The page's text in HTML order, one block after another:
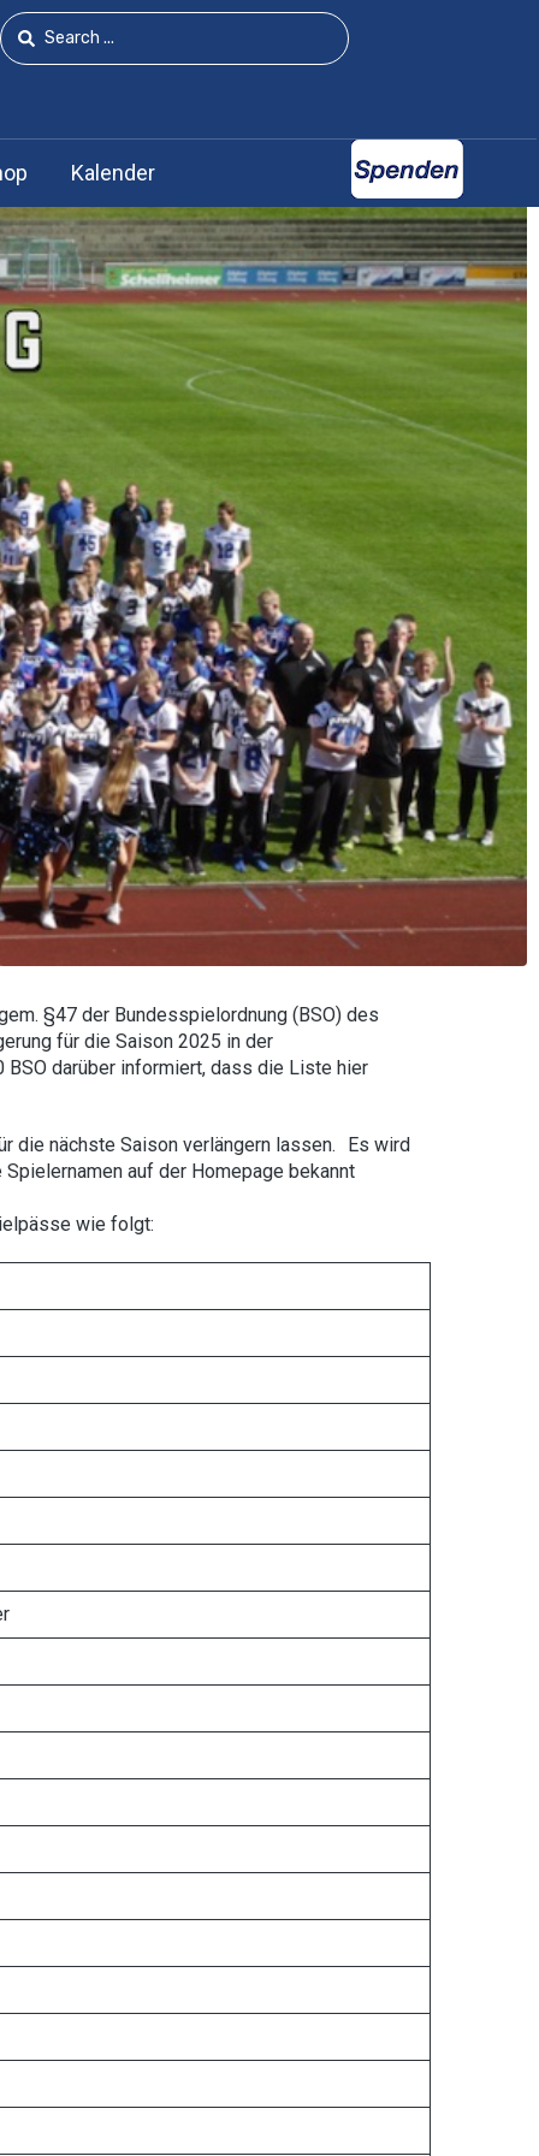
Kalender
§47 der Bundesspielordnung (BSO) des
für die Saison 2025 in der
darüber informiert, dass die Liste hier
die nächste Saison verlängern lassen. Es wird
auf der Homepage bekannt
wie folgt: